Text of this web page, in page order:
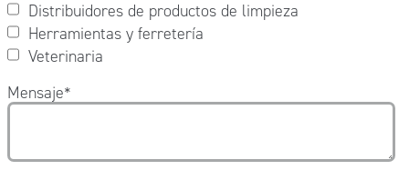
Distribuidores de productos de limpieza
Herramientas y ferretería
Veterinaria
Mensaje*